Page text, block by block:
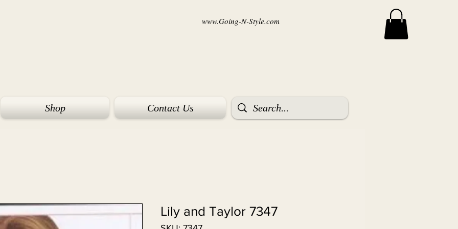
www.Going-N-Style.com
Shop Contact Us
Lily and Taylor 7347